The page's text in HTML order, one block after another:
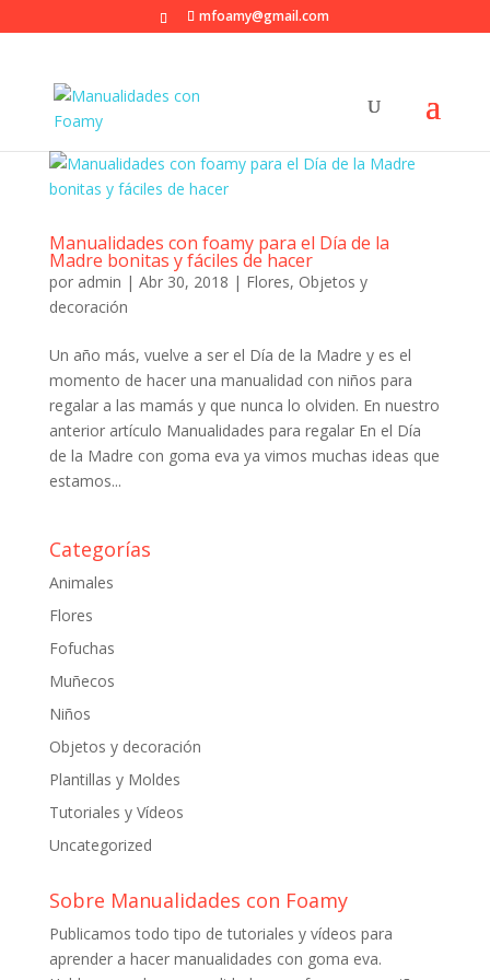
mfoamy@gmail.com
Manualidades con foamy para el Día de la
Madre bonitas y fáciles de hacer
por admin | Abr 30, 2018 | Flores, Objetos y
decoración
Un año más, vuelve a ser el Día de la Madre y es el
momento de hacer una manualidad con niños para
regalar a las mamás y que nunca lo olviden. En nuestro
anterior artículo Manualidades para regalar En el Día
de la Madre con goma eva ya vimos muchas ideas que
estamos...
Categorías
Animales
Flores
Fofuchas
Muñecos
Niños
Objetos y decoración
Plantillas y Moldes
Tutoriales y Vídeos
Uncategorized
Sobre Manualidades con Foamy
Publicamos todo tipo de tutoriales y vídeos para
aprender a hacer manualidades con goma eva.